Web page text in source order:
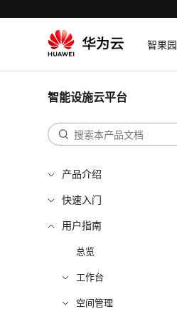
智果园
智能设施云平台
产品介绍
快速入门
用户指南
总览
工作台
空间管理